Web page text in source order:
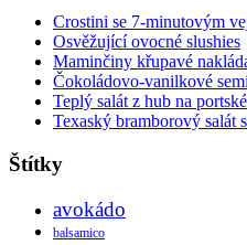
Crostini se 7-minutovým
Osvěžující ovocné slushies
Maminčiny křupavé
Čokoládovo-vanilkové
Teplý salát z hub na
Texaský bramborový salát
Štítky
avokádo
balsamico